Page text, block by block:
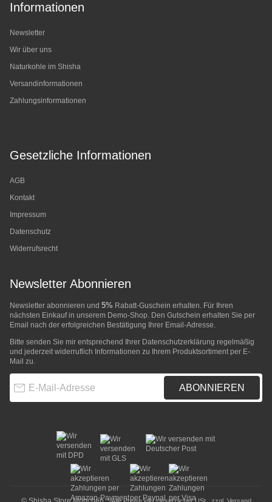
Informationen
Newsletter
Wir über uns
Naturkohle im Shisha
Versandinformationen
Zahlungsinformationen
Gesetzliche Informationen
AGB
Kontakt
Impressum
Datenschutz
Widerrufsrecht
Newsletter Abonnieren
Newsletter abonnieren und 5% Rabatt-Guschein erhalten. Für Ihren
nächsten Einkauf in unserem Demo-Shop. Den Gutschein erhalten Sie per
Email nach der erfolgreichen Bestätigung Ihrer Email-Adresse.
Bitte senden Sie mir entsprechend Ihrer Datenschutzerklärung regelmäßig
und jederzeit widerruflich Informationen zu Ihrem Produktsortiment per E-
Mail zu.
ABONNIEREN